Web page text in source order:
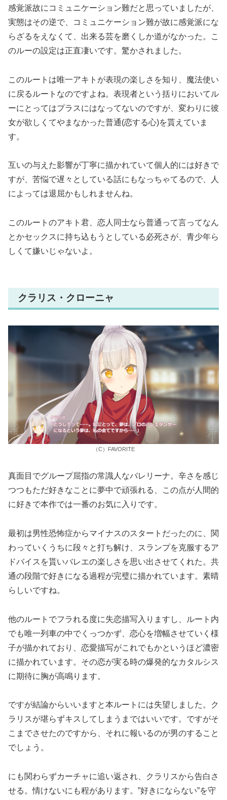
感覚派故にコミュニケーション難だと思っていましたが、
実態はその逆で、コミュニケーション難が故に感覚派にな
らざるをえなくて、出来る芸を磨くしか道がなかった。こ
のルーの設定は正直凄いです。驚かされました。
このルートは唯一アキトが表現の楽しさを知り、魔法使い
に戻るルートなのですよね。表現者という括りにおいてル
ーにとってはプラスにはなってないのですが、変わりに彼
女が欲しくてやまなかった普通(恋する心)を貰えていま
す。
互いの与えた影響が丁寧に描かれていて個人的には好きで
すが、苦悩で遅々としている話にもなっちゃてるので、人
によっては退屈かもしれませんね。
このルートのアキト君、恋人同士なら普通って言ってなん
とかセックスに持ち込もうとしている必死さが、青少年ら
しくて嫌いじゃないよ。
クラリス・クローニャ
（C）FAVORITE
真面目でグループ屈指の常識人なバレリーナ。辛さを感じ
つつもただ好きなことに夢中で頑張れる、この点が人間的
に好きで本作では一番のお気に入りです。
最初は男性恐怖症からマイナスのスタートだったのに、関
わっていくうちに段々と打ち解け、スランプを克服するア
ドバイスを貰いバレエの楽しさを思い出させてくれた。共
通の段階で好きになる過程が完璧に描かれています。素晴
らしいですね。
他のルートでフラれる度に失恋描写入りますし、ルート内
でも唯一列車の中でくっつかず、恋心を増幅させていく様
子が描かれており、恋愛描写がこれでもかというほど濃密
に描かれています。その恋が実る時の爆発的なカタルシス
に期待に胸が高鳴ります。
ですが結論からいいますと本ルートには失望しました。ク
ラリスが堪らずキスしてしまうまではいいです。ですがそ
こまでさせたのですから、それに報いるのが男のすること
でしょう。
にも関わらずカーチャに追い返され、クラリスから告白さ
せる。情けないにも程があります。”好きにならない”を守